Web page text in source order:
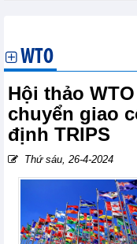
WTO
Hội thảo
chuyển giao
định TRIPS
Thứ sáu, 26-4-2024